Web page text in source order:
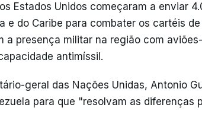
Estados Unidos começaram a enviar
e do Caribe para combater os cartéis
a presença militar na região com
antimíssil.
geral das Nações Unidas, Antonio
para que "resolvam as diferenças